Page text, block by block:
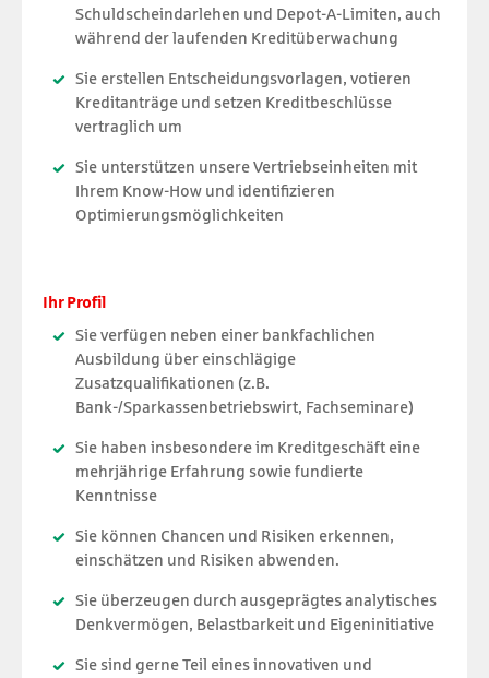
Schuldscheindarlehen und Depot-A-Limiten, auch
während der laufenden Kreditüberwachung
Sie erstellen Entscheidungsvorlagen, votieren
Kreditanträge und setzen Kreditbeschlüsse
vertraglich um
Sie unterstützen unsere Vertriebseinheiten mit
Ihrem Know-How und identifizieren
Optimierungsmöglichkeiten
Ihr Profil
Sie verfügen neben einer bankfachlichen
Ausbildung über einschlägige
Zusatzqualifikationen (z.B.
Bank-/Sparkassenbetriebswirt, Fachseminare)
Sie haben insbesondere im Kreditgeschäft eine
mehrjährige Erfahrung sowie fundierte
Kenntnisse
Sie können Chancen und Risiken erkennen,
einschätzen und Risiken abwenden.
Sie überzeugen durch ausgeprägtes analytisches
Denkvermögen, Belastbarkeit und Eigeninitiative
Sie sind gerne Teil eines innovativen und